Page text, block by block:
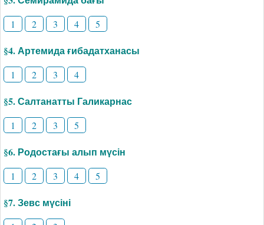
1 2 3 4 5
§4. Артемида ғибадатханасы
1 2 3 4
§5. Салтанатты Галикарнас
1 2 3 5
§6. Родостағы алып мүсін
1 2 3 4 5
§7. Зевс мүсіні